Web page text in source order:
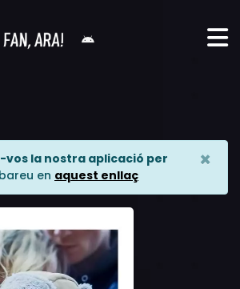
la nostra aplicació per
en aquest enllaç
×